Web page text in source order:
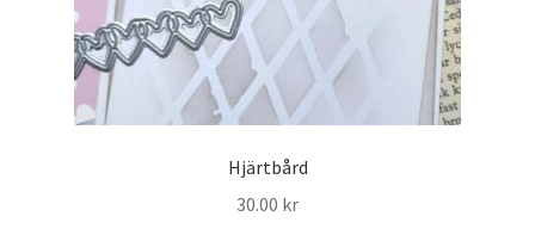
Hjärtbård
30.00 kr